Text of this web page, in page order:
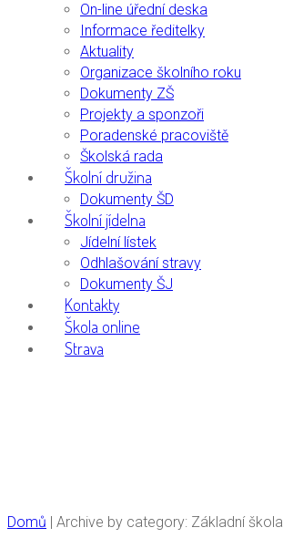
On-line úřední deska
Informace ředitelky
Aktuality
Organizace školního roku
Dokumenty ZŠ
Projekty a sponzoři
Poradenské pracoviště
Školská rada
Školní družina
Dokumenty ŠD
Školní jídelna
Jídelní lístek
Odhlašování stravy
Dokumenty ŠJ
Kontakty
Škola online
Strava
Domů | Archive by category: Základní škola